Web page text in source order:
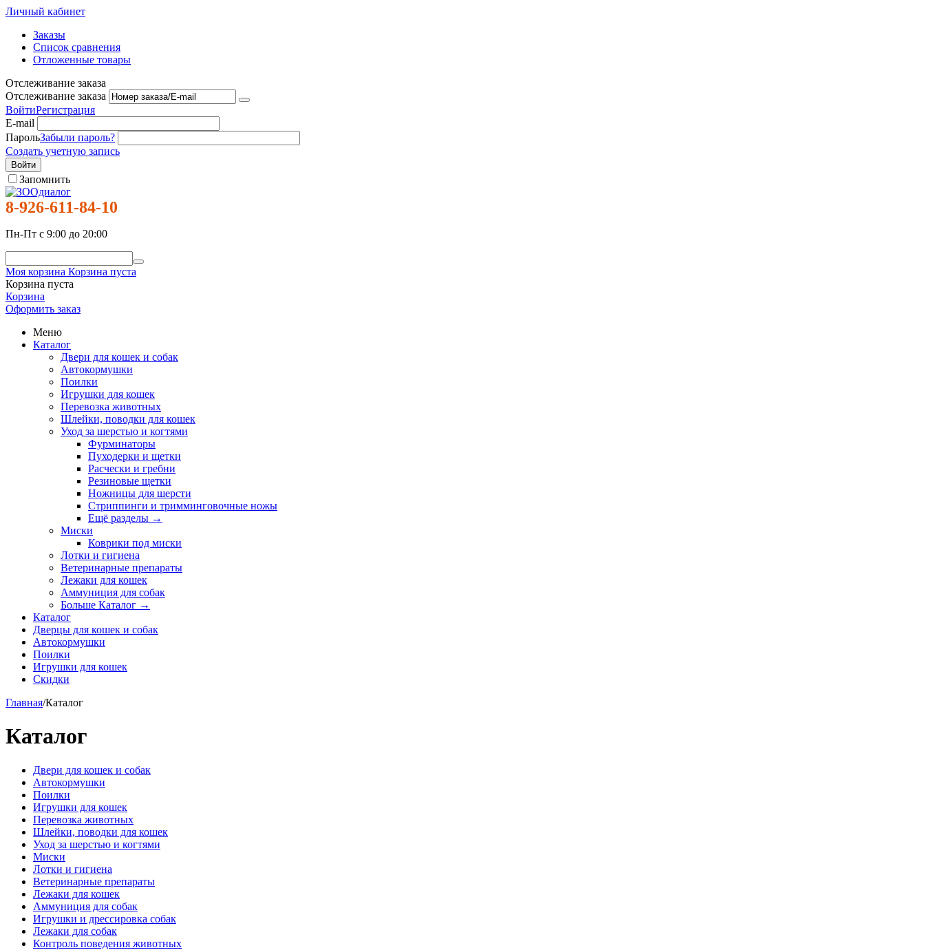
Личный кабинет
Заказы
Список сравнения
Отложенные товары
Отслеживание заказа
Отслеживание заказа
ВойтиРегистрация
E-mail
ПарольЗабыли пароль?
Создать учетную запись
Войти
Запомнить
8-926-611-84-10
Пн-Пт с 9:00 до 20:00
Моя корзина Корзина пуста
Корзина пуста
Корзина
Оформить заказ
Меню
Каталог
Двери для кошек и собак
Автокормушки
Поилки
Игрушки для кошек
Перевозка животных
Шлейки, поводки для кошек
Уход за шерстью и когтями
Фурминаторы
Пуходерки и щетки
Расчески и гребни
Резиновые щетки
Ножницы для шерсти
Стриппинги и тримминговочные ножы
Ещё разделы →
Миски
Коврики под миски
Лотки и гигиена
Ветеринарные препараты
Лежаки для кошек
Аммуниция для собак
Больше Каталог →
Каталог
Дверцы для кошек и собак
Автокормушки
Поилки
Игрушки для кошек
Скидки
Главная/Каталог
Каталог
Двери для кошек и собак
Автокормушки
Поилки
Игрушки для кошек
Перевозка животных
Шлейки, поводки для кошек
Уход за шерстью и когтями
Миски
Лотки и гигиена
Ветеринарные препараты
Лежаки для кошек
Аммуниция для собак
Игрушки и дрессировка собак
Лежаки для собак
Контроль поведения животных